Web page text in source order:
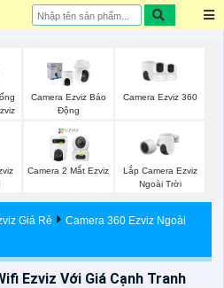
Camera Ezviz Báo
Động
Camera Ezviz 360
Camera 2 Mắt Ezviz
Lắp Camera Ezviz
Ngoài Trời
Giá Rẻ
Camera 360 Ezviz Ngoài
Ezviz Với Giá Cạnh Tranh